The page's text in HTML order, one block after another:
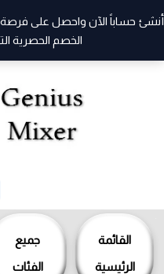
القائمة
الرئيسية
جميع
الفئات
أنشئ حساباً الآن واحصل على
الخصم الحصرية
المحتوى